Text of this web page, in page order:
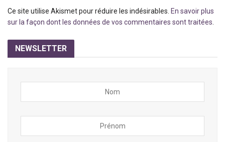
Ce site utilise Akismet pour réduire les indésirables. En savoir plus
sur la façon dont les données de vos commentaires sont traitées
NEWSLETTER